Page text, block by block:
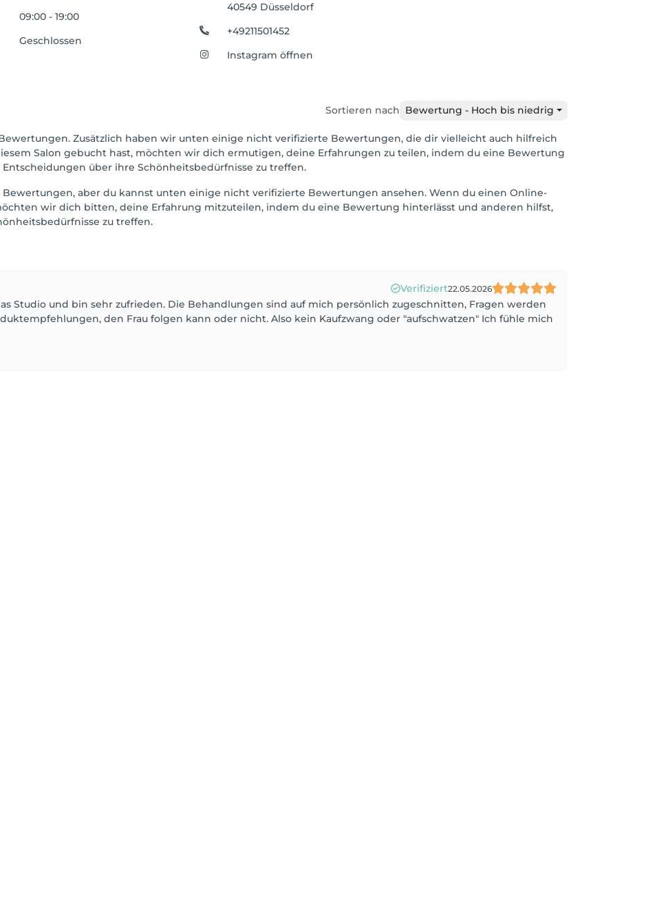
09:00 - 19:00
Geschlossen
40549 Düsseldorf
+49211501452
Instagram öffnen
Sortieren nach Bewertung - Hoch bis niedrig
Zusätzlich haben wir unten einige nicht verifizierte Bewertungen, die dir vielleicht auch hilfreich
Salon gebucht hast, möchten wir dich ermutigen, deine Erfahrungen zu teilen, indem du eine Bewertung
über ihre Schönheitsbedürfnisse zu treffen.
aber du kannst unten einige nicht verifizierte Bewertungen ansehen. Wenn du einen Online-
wir dich bitten, deine Erfahrung mitzuteilen, indem du eine Bewertung hinterlässt und anderen hilfst,
zu treffen.
Verifiziert22.05.2026
Studio und bin sehr zufrieden. Die Behandlungen sind auf mich persönlich zugeschnitten, Fragen werden
den Frau folgen kann oder nicht. Also kein Kaufzwang oder "aufschwatzen" Ich fühle mich